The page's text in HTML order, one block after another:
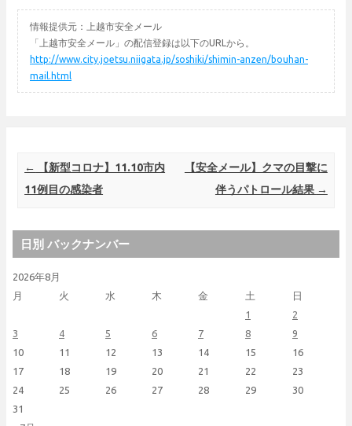
情報提供元：上越市安全メール
「上越市安全メール」の配信登録は以下のURLから。
http://www.city.joetsu.niigata.jp/soshiki/shimin-anzen/bouhan-
mail.html
Post navigation
←
【新型コロナ】11.10市内
11例目の感染者
【安全メール】クマの目撃に
伴うパトロール結果 →
日別 バックナンバー
2026年8月
月
火 水 木 金 土 日
1
2
3
4 5 6 7 8
9
10
11 12 13 14 15
16
17
18 19 20 21 22
23
24
25 26 27 28 29
30
31